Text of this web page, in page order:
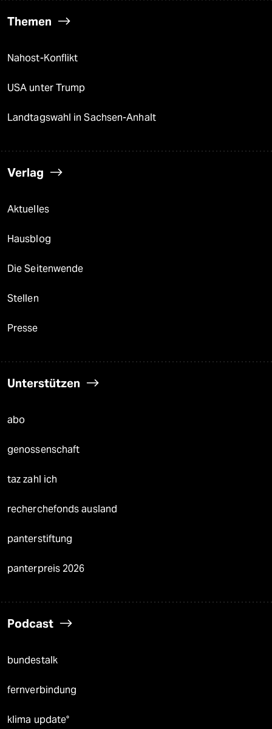
Themen
Nahost-Konflikt
USA unter Trump
Landtagswahl in Sachsen-Anhalt
Verlag
Aktuelles
Hausblog
Die Seitenwende
Stellen
Presse
Unterstützen
abo
genossenschaft
taz zahl ich
recherchefonds ausland
panterstiftung
panterpreis 2026
Podcast
bundestalk
fernverbindung
klima update°